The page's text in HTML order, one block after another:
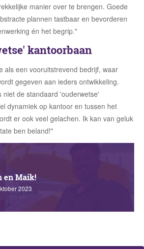
manier over te brengen. Goede
plannen tastbaar en bevorderen
én het begrip."
kantoorbaan
als een vooruitstrevend bedrijf, waar
gegeven aan ieders ontwikkeling.
niet de standaard 'ouderwetse'
dynamiek op kantoor en tussen het
er ook veel gelachen. Ik kan van geluk
ben beland!"
en Maik!
2023